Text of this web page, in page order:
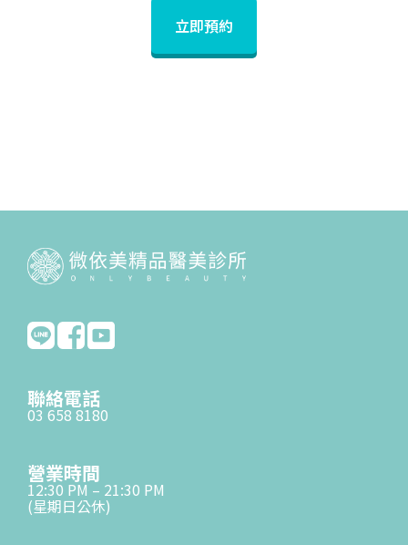
立即預約
聯絡電話
03 658 8180
營業時間
12:30 PM – 21:30 PM
(星期日公休)